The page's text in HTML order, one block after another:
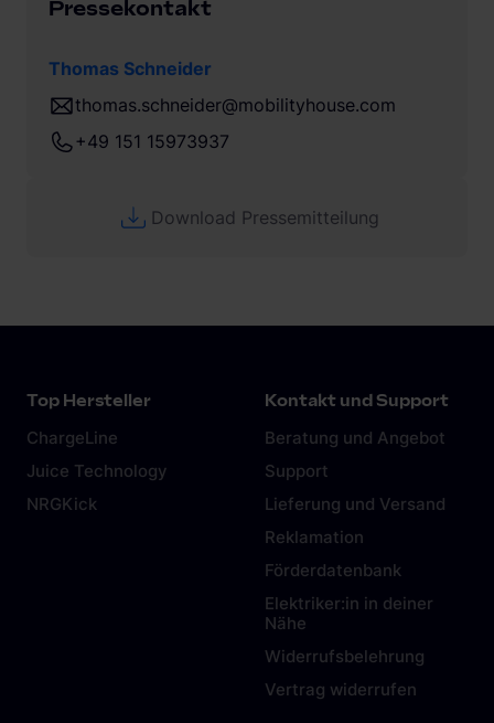
Pressekontakt
Thomas Schneider
thomas.schneider@mobilityhouse.com
+49 151 15973937
Download Pressemitteilung
Top Hersteller
ChargeLine
Juice Technology
NRGKick
Kontakt und Support
Beratung und Angebot
Support
Lieferung und Versand
Reklamation
Förderdatenbank
Elektriker:in in deiner
Nähe
Widerrufsbelehrung
Vertrag widerrufen